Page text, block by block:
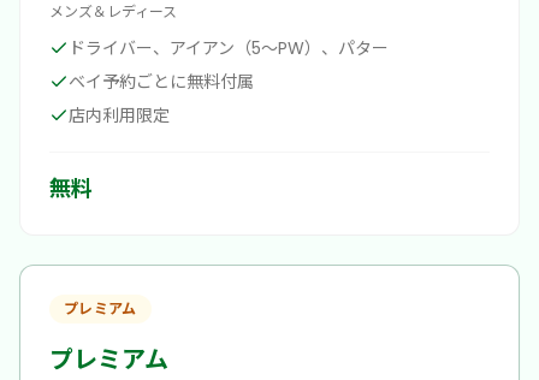
メンズ＆レディース
ドライバー、アイアン（5〜PW）、パター
ベイ予約ごとに無料付属
店内利用限定
無料
プレミアム
プレミアム